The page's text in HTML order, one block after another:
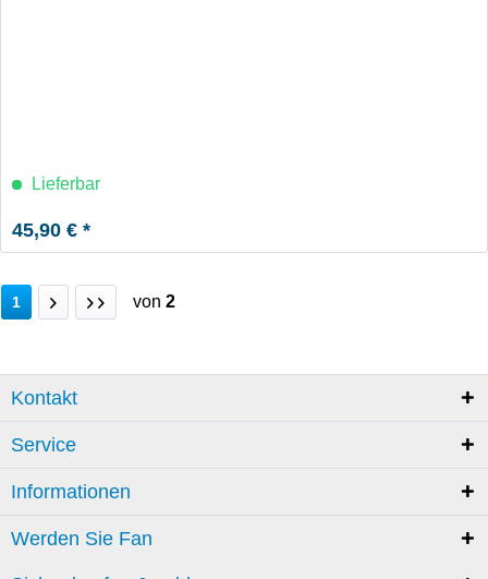
Lieferbar
45,90 € *
1 von 2
Kontakt
Service
Informationen
Werden Sie Fan